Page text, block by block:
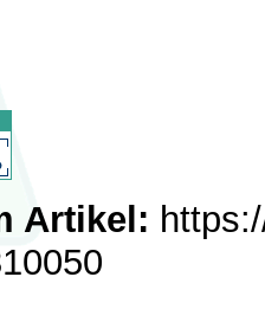
Artikel: